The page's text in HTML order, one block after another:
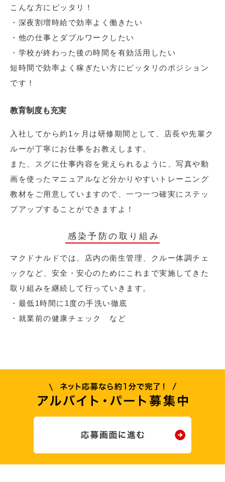
こんな方にピッタリ！
・深夜割増時給で効率よく働きたい
・他の仕事とダブルワークしたい
・学校が終わった後の時間を有効活用したい
短時間で効率よく稼ぎたい方にピッタリのポジション
です！
教育制度も充実
入社してから約1ヶ月は研修期間として、店長や先輩ク
ルーが丁寧にお仕事をお教えします。
また、スグに仕事内容を覚えられるように、写真や動
画を使ったマニュアルなど分かりやすいトレーニング
教材をご用意していますので、一つ一つ確実にステッ
プアップすることができますよ！
感染予防の取り組み
マクドナルドでは、店内の衛生管理、クルー体調チェ
ックなど、安全・安心のためにこれまで実施してきた
取り組みを継続して行っていきます。
・最低1時間に1度の手洗い徹底
・就業前の健康チェック など